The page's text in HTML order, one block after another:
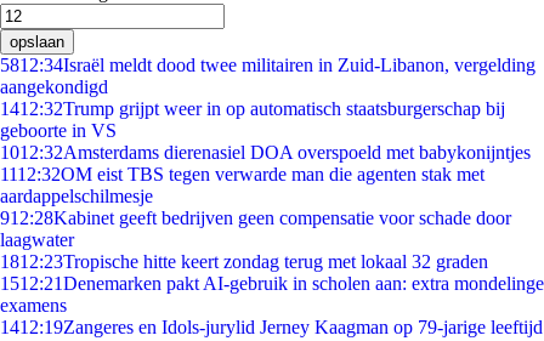
opslaan
5812:34Israël meldt dood twee militairen in Zuid-Libanon, vergelding
aangekondigd
1412:32Trump grijpt weer in op automatisch staatsburgerschap bij
geboorte in VS
1012:32Amsterdams dierenasiel DOA overspoeld met babykonijntjes
1112:32OM eist TBS tegen verwarde man die agenten stak met
aardappelschilmesje
912:28Kabinet geeft bedrijven geen compensatie voor schade door
laagwater
1812:23Tropische hitte keert zondag terug met lokaal 32 graden
1512:21Denemarken pakt AI-gebruik in scholen aan: extra mondelinge
examens
1412:19Zangeres en Idols-jurylid Jerney Kaagman op 79-jarige leeftijd